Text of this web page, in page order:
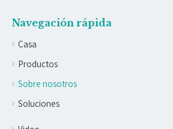
Navegación rápida
Casa
Productos
Sobre nosotros
Soluciones